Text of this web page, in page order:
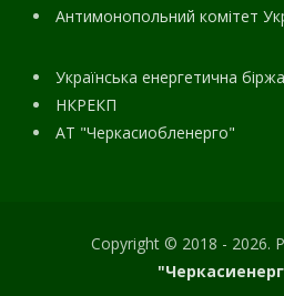
Антимонопольний комітет
Українська енергетична біржа
НКРЕКП
АТ "Черкасиобленерго"
Copyright © 2018 - 2026.